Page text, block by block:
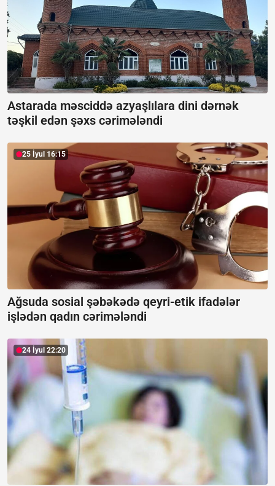
Astarada məsciddə azyaşlılara dini dərnək
təşkil edən şəxs cərimələndi
25 İyul 16:15
Ağsuda sosial şəbəkədə qeyri-etik ifadələr
işlədən qadın cərimələndi
24 İyul 22:20